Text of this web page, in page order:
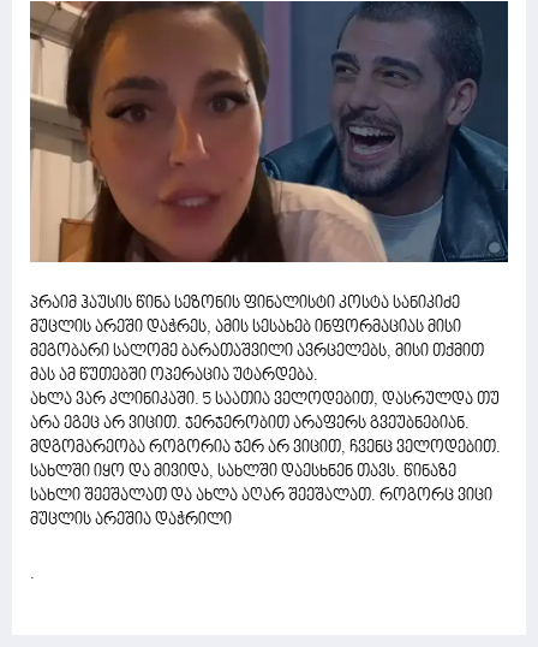
პრაიმ ჰაუსის წინა სეზონის ფინალისტი კოსტა სანიკიძე
მუცლის არეში დაჭრეს, ამის სესახებ ინფორმაციას მისი
მეგობარი სალომე ბარათაშვილი ავრცელებს, მისი თქმით
მას ამ წუთებში ოპერაცია უტარდება.
ახლა ვარ კლინიკაში. 5 საათია ველოდებით, დასრულდა თუ
არა ეგეც არ ვიცით. ჯერჯერობით არაფერს გვეუბნებიან.
მდგომარეობა როგორია ჯერ არ ვიცით, ჩვენც ველოდებით.
სახლში იყო და მივიდა, სახლში დაესხნენ თავს. წინაზე
სახლი შეეშალათ და ახლა აღარ შეეშალათ. როგორც ვიცი
მუცლის არეშია დაჭრილი
.